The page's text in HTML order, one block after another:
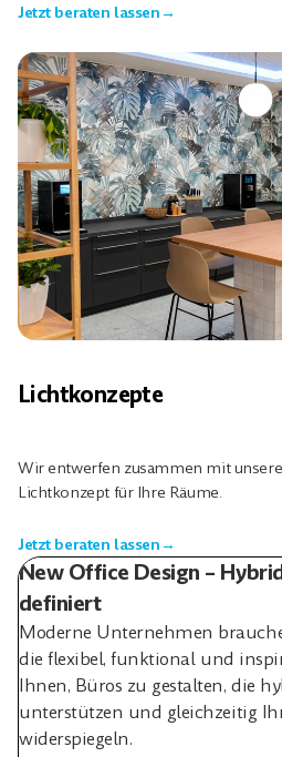
Jetzt beraten lassen→
Lichtkonzepte
Wir entwerfen zusammen mit
Lichtkonzept für Ihre Räume.
Jetzt beraten lassen→
New Office Design –
definiert
Moderne Unternehmen
die flexibel, funktional und
Ihnen, Büros zu gestalten, die
unterstützen und gleichzeitig
widerspiegeln.